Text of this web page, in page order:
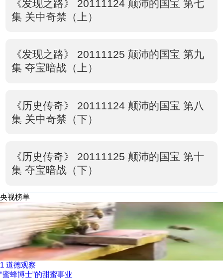
《发现之路》 20111124 颠沛的国宝 第七
集 关中奇禁（上）
《发现之路》 20111125 颠沛的国宝 第九
集 夺宝暗战（上）
《历史传奇》 20111124 颠沛的国宝 第八
集 关中奇禁（下）
《历史传奇》 20111125 颠沛的国宝 第十
集 夺宝暗战（下）
央视榜单
1 道德观察
“蜜蜂博士”的甜蜜事业